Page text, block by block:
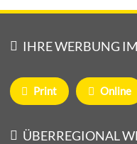
IHRE WERBUNG
Print Online
ÜBERREGIONAL